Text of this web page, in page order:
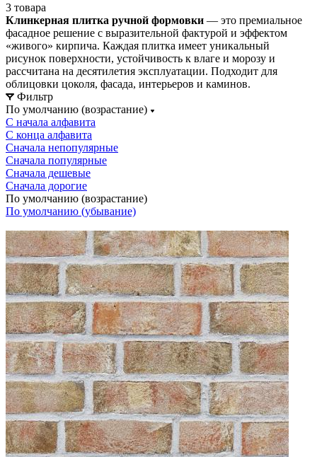
3 товара
Клинкерная плитка ручной формовки — это премиальное
фасадное решение с выразительной фактурой и эффектом
«живого» кирпича. Каждая плитка имеет уникальный
рисунок поверхности, устойчивость к влаге и морозу и
рассчитана на десятилетия эксплуатации. Подходит для
облицовки цоколя, фасада, интерьеров и каминов.
Фильтр
По умолчанию (возрастание)
С начала алфавита
С конца алфавита
Сначала непопулярные
Сначала популярные
Сначала дешевые
Сначала дорогие
По умолчанию (возрастание)
По умолчанию (убывание)